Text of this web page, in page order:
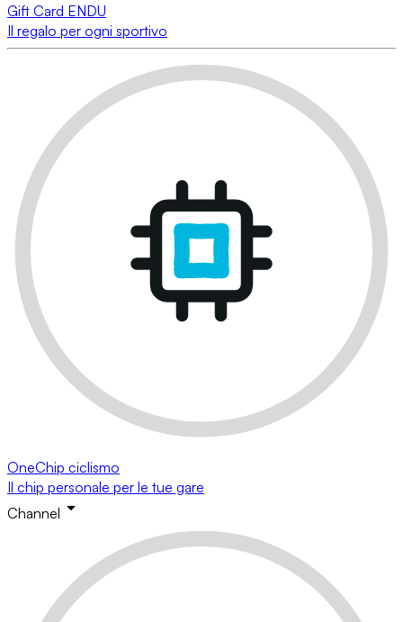
Gift Card ENDU
Il regalo per ogni sportivo
OneChip ciclismo
Il chip personale per le tue gare
Channel